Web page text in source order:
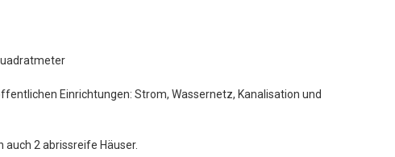
Einrichtungen: Strom, Wassernetz, Kanalisation und
2 abrissreife Häuser.